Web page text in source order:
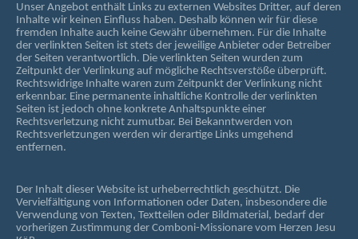
Unser Angebot enthält Links zu externen Websites Dritter, auf deren
Inhalte wir keinen Einfluss haben. Deshalb können wir für diese
fremden Inhalte auch keine Gewähr übernehmen. Für die Inhalte
der verlinkten Seiten ist stets der jeweilige Anbieter oder Betreiber
der Seiten verantwortlich. Die verlinkten Seiten wurden zum
Zeitpunkt der Verlinkung auf mögliche Rechtsverstöße überprüft.
Rechtswidrige Inhalte waren zum Zeitpunkt der Verlinkung nicht
erkennbar. Eine permanente inhaltliche Kontrolle der verlinkten
Seiten ist jedoch ohne konkrete Anhaltspunkte einer
Rechtsverletzung nicht zumutbar. Bei Bekanntwerden von
Rechtsverletzungen werden wir derartige Links umgehend
entfernen.
Der Inhalt dieser Website ist urheberrechtlich geschützt. Die
Vervielfältigung von Informationen oder Daten, insbesondere die
Verwendung von Texten, Textteilen oder Bildmaterial, bedarf der
vorherigen Zustimmung der Comboni-Missionare vom Herzen Jesu